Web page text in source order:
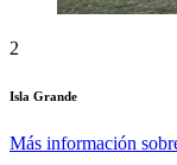
2
Isla Grande
Más información